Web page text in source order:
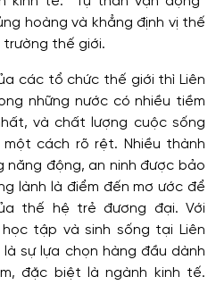
hoàng và khẳng định vị thế
trường thế giới.
các tổ chức thế giới thì Liên
những nước có nhiều tiềm
và chất lượng cuộc sống
cách rõ rệt. Nhiều thành
năng động, an ninh được bảo
lành là điểm đến mơ ước để
thế hệ trẻ đương đại. Với
tập và sinh sống tại Liên
sự lựa chọn hàng đầu dành
đặc biệt là ngành kinh tế.